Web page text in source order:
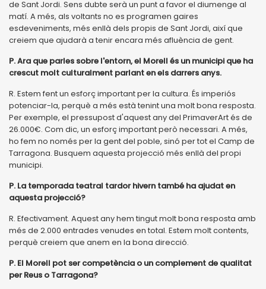
de Sant Jordi. Sens dubte serà un punt a favor el diumenge al
matí. A més, als voltants no es programen gaires
esdeveniments, més enllà dels propis de Sant Jordi, així que
creiem que ajudarà a tenir encara més afluència de gent.
P. Ara que parles sobre l'entorn, el Morell és un municipi que ha
crescut molt culturalment parlant en els darrers anys.
R. Estem fent un esforç important per la cultura. És imperiós
potenciar-la, perquè a més està tenint una molt bona resposta.
Per exemple, el pressupost d'aquest any del PrimaverArt és de
26.000€. Com dic, un esforç important però necessari. A més,
ho fem no només per la gent del poble, sinó per tot el Camp de
Tarragona. Busquem aquesta projecció més enllà del propi
municipi.
P. La temporada teatral tardor hivern també ha ajudat en
aquesta projecció?
R. Efectivament. Aquest any hem tingut molt bona resposta amb
més de 2.000 entrades venudes en total. Estem molt contents,
perquè creiem que anem en la bona direcció.
P. El Morell pot ser competència o un complement de qualitat
per Reus o Tarragona?